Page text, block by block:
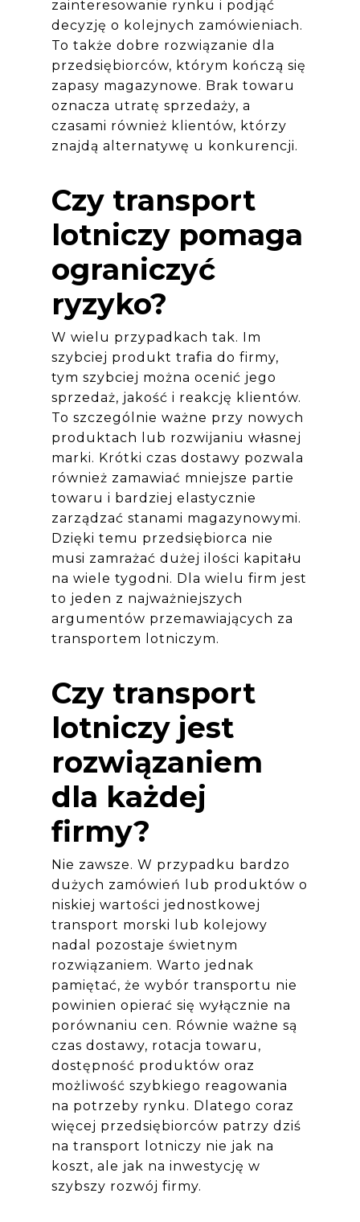
zainteresowanie rynku i podjąć
decyzję o kolejnych zamówieniach.
To także dobre rozwiązanie dla
przedsiębiorców, którym kończą się
zapasy magazynowe. Brak towaru
oznacza utratę sprzedaży, a
czasami również klientów, którzy
znajdą alternatywę u konkurencji.
Czy transport
lotniczy pomaga
ograniczyć
ryzyko?
W wielu przypadkach tak. Im
szybciej produkt trafia do firmy,
tym szybciej można ocenić jego
sprzedaż, jakość i reakcję klientów.
To szczególnie ważne przy nowych
produktach lub rozwijaniu własnej
marki. Krótki czas dostawy pozwala
również zamawiać mniejsze partie
towaru i bardziej elastycznie
zarządzać stanami magazynowymi.
Dzięki temu przedsiębiorca nie
musi zamrażać dużej ilości kapitału
na wiele tygodni. Dla wielu firm jest
to jeden z najważniejszych
argumentów przemawiających za
transportem lotniczym.
Czy transport
lotniczy jest
rozwiązaniem
dla każdej
firmy?
Nie zawsze. W przypadku bardzo
dużych zamówień lub produktów o
niskiej wartości jednostkowej
transport morski lub kolejowy
nadal pozostaje świetnym
rozwiązaniem. Warto jednak
pamiętać, że wybór transportu nie
powinien opierać się wyłącznie na
porównaniu cen. Równie ważne są
czas dostawy, rotacja towaru,
dostępność produktów oraz
możliwość szybkiego reagowania
na potrzeby rynku. Dlatego coraz
więcej przedsiębiorców patrzy dziś
na transport lotniczy nie jak na
koszt, ale jak na inwestycję w
szybszy rozwój firmy.